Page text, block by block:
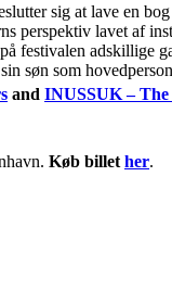
sig at lave en
perspektiv lavet af
festivalen adskillige
søn som
and INUSSUK – The
Køb billet her.